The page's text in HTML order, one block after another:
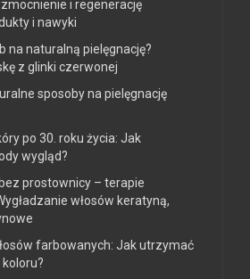
i regenerację
i nawyki
na naturalną pielęgnację?
z glinki czerwonej
sposoby na pielęgnację
po 30. roku życia: Jak
wygląd?
prostownicy – terapie
włosów keratyną,
farbowanych: Jak utrzymać